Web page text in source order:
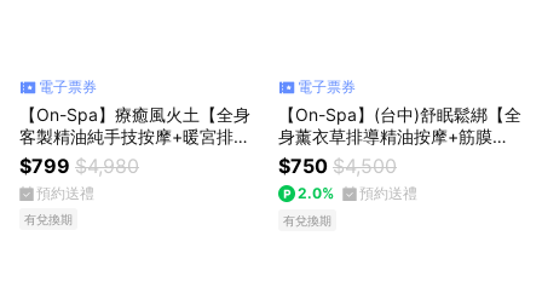
電子票券
【On-Spa】療癒風火土【全身
客製精油純手技按摩+暖宮排
酸】130分鐘799元(台中)
$799 $4,980
預約送禮
有兌換期
電子票券
【On-Spa】(台中)舒眠鬆綁【全
身薰衣草排導精油按摩+筋膜刀
鬆解】130分鐘750元
$750 $4,500
2.0% 預約送禮
有兌換期